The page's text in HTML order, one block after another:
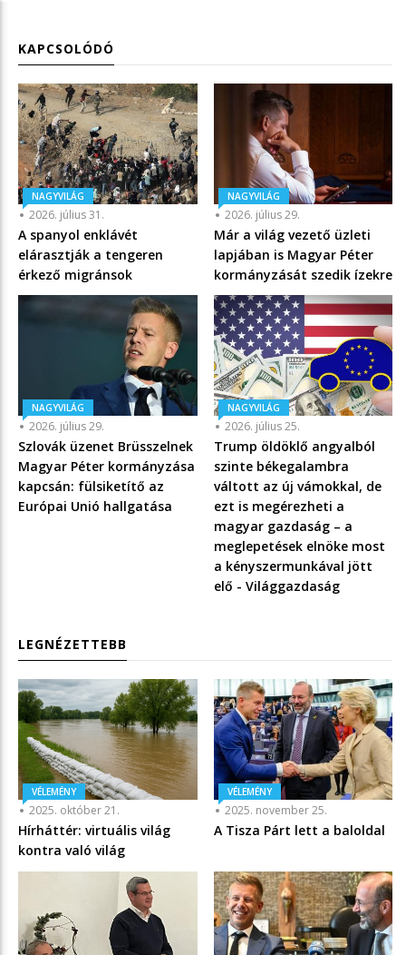
KAPCSOLÓDÓ
NAGYVILÁG
2026. július 31.
A spanyol enklávét
elárasztják a tengeren
érkező migránsok
NAGYVILÁG
2026. július 29.
Már a világ vezető üzleti
lapjában is Magyar Péter
kormányzását szedik ízekre
NAGYVILÁG
2026. július 29.
Szlovák üzenet Brüsszelnek
Magyar Péter kormányzása
kapcsán: fülsiketítő az
Európai Unió hallgatása
NAGYVILÁG
2026. július 25.
Trump öldöklő angyalból
szinte békegalambra
váltott az új vámokkal, de
ezt is megérezheti a
magyar gazdaság – a
meglepetések elnöke most
a kényszermunkával jött
elő - Világgazdaság
LEGNÉZETTEBB
VÉLEMÉNY
2025. október 21.
Hírháttér: virtuális világ
kontra való világ
VÉLEMÉNY
2025. november 25.
A Tisza Párt lett a baloldal